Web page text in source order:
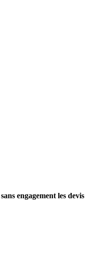
sans engagement les devis